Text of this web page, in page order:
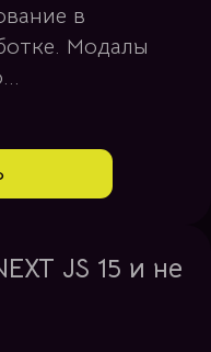
в
Модалы
JS 15 и не